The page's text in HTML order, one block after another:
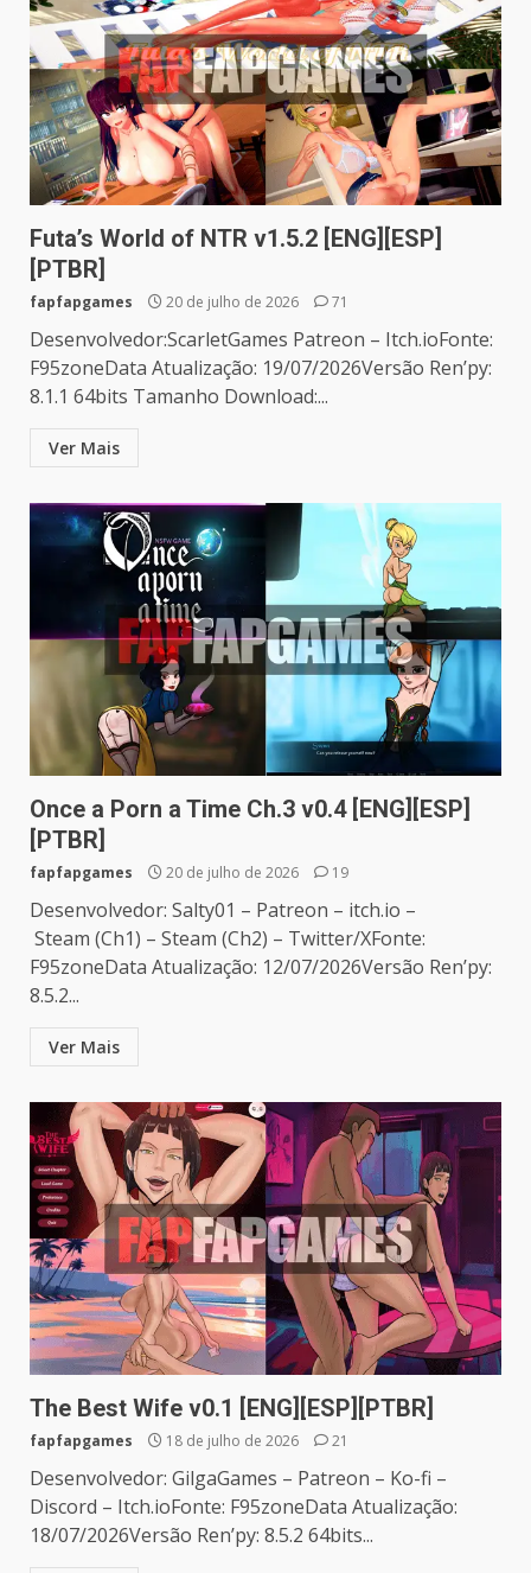
Futa’s World of NTR v1.5.2 [ENG][ESP]
[PTBR]
fapfapgames 20 de julho de 2026 71
Desenvolvedor:ScarletGames Patreon – Itch.ioFonte:
F95zoneData Atualização: 19/07/2026Versão Ren’py:
8.1.1 64bits Tamanho Download:...
Ver Mais
Once a Porn a Time Ch.3 v0.4 [ENG][ESP]
[PTBR]
fapfapgames 20 de julho de 2026 19
Desenvolvedor: Salty01 – Patreon – itch.io –
Steam (Ch1) – Steam (Ch2) – Twitter/XFonte:
F95zoneData Atualização: 12/07/2026Versão Ren’py:
8.5.2...
Ver Mais
The Best Wife v0.1 [ENG][ESP][PTBR]
fapfapgames 18 de julho de 2026 21
Desenvolvedor: GilgaGames – Patreon – Ko-fi –
Discord – Itch.ioFonte: F95zoneData Atualização:
18/07/2026Versão Ren’py: 8.5.2 64bits...